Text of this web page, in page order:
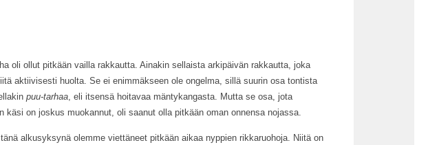
oli ollut pitkään vailla rakkautta. Ainakin sellaista arkipäivän rakkautta, joka
aktiivisesti huolta. Se ei enimmäkseen ole ongelma, sillä suurin osa tontista
puu-tarhaa, eli itsensä hoitavaa mäntykangasta. Mutta se osa, jota
käsi on joskus muokannut, oli saanut olla pitkään oman onnensa nojassa.
alkusyksynä olemme viettäneet pitkään aikaa nyppien rikkaruohoja. Niitä on